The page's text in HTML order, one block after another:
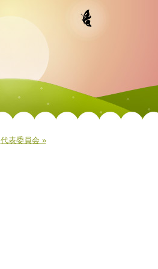
代表委員会 »